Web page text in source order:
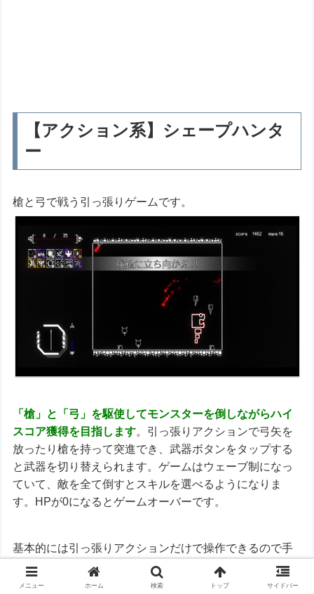
【アクション系】シェープハンタ
ー
槍と弓で戦う引っ張りゲームです。
「槍」と「弓」を駆使してモンスターを倒しながらハイ
スコア獲得を目指します。引っ張りアクションで弓矢を
放ったり槍を持って突進でき、武器ボタンをタップする
と武器を切り替えられます。ゲームはウェーブ制になっ
ていて、敵を全て倒すとスキルを選べるようになりま
す。HPが0になるとゲームオーバーです。
基本的には引っ張りアクションだけで操作できるので手
軽に楽しめました。移動は槍の突進と伴っていて、槍と
弓の切り替えが大事になります。スコアによるランキン
メニュー ホーム 検索 トップ サイドバー